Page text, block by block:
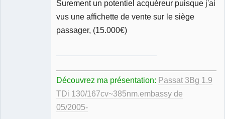
Surement un potentiel acquéreur puisque j'ai
vus une affichette de vente sur le siège
passager, (15.000€)
Découvrez ma présentation: Passat 3Bg 1.9
TDi 130/167cv~385nm.embassy de
05/2005-